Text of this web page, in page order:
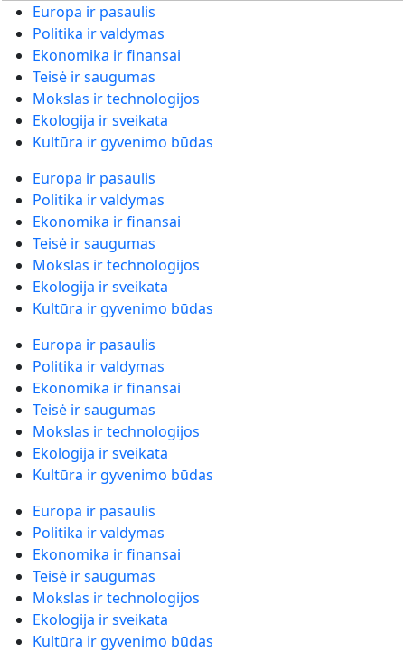
Europa ir pasaulis
Politika ir valdymas
Ekonomika ir finansai
Teisė ir saugumas
Mokslas ir technologijos
Ekologija ir sveikata
Kultūra ir gyvenimo būdas
Europa ir pasaulis
Politika ir valdymas
Ekonomika ir finansai
Teisė ir saugumas
Mokslas ir technologijos
Ekologija ir sveikata
Kultūra ir gyvenimo būdas
Europa ir pasaulis
Politika ir valdymas
Ekonomika ir finansai
Teisė ir saugumas
Mokslas ir technologijos
Ekologija ir sveikata
Kultūra ir gyvenimo būdas
Europa ir pasaulis
Politika ir valdymas
Ekonomika ir finansai
Teisė ir saugumas
Mokslas ir technologijos
Ekologija ir sveikata
Kultūra ir gyvenimo būdas